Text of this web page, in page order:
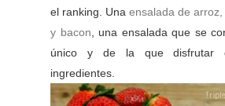
el ranking. Una ensalada de
y bacon , una ensalada que se
único y de la que disfrutar
ingredientes.